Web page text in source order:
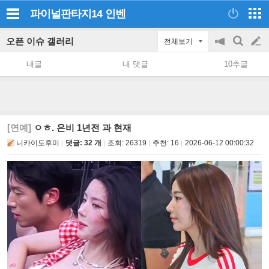
파이널판타지14 인벤
오픈 이슈 갤러리 전체보기
공
지
on/off
검
색
글
쓰
내글 내 댓글 10추글
[연예] ㅇㅎ. 은비 1년전 과 현재
니카이도후미 댓글: 32 개 조회: 26319 추천: 16 2026-06-12 00:00:32